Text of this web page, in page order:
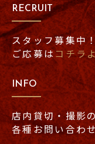
RECRUIT
スタッフ募集中
ご応募はコチラ
INFO
店内貸切・撮影
各種お問い合わ